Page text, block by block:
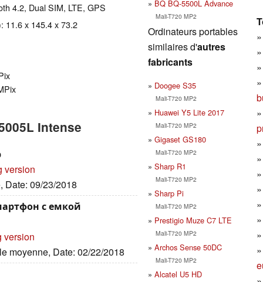
4.2, Dual SIM, LTE, GPS
11.6 x 145.4 x 73.2
Intense
version
Date: 09/23/2018
с емкой
version
moyenne, Date: 02/22/2018
BQ BQ-5500L Advance
Mali-T720 MP2
Ordinateurs portables
similaires d'autres
fabricants
Doogee S35
Mali-T720 MP2
Huawei Y5 Lite 2017
Mali-T720 MP2
Gigaset GS180
Mali-T720 MP2
Sharp R1
Mali-T720 MP2
Sharp Pi
Mali-T720 MP2
Prestigio Muze C7 LTE
Mali-T720 MP2
Archos Sense 50DC
Mali-T720 MP2
Alcatel U5 HD